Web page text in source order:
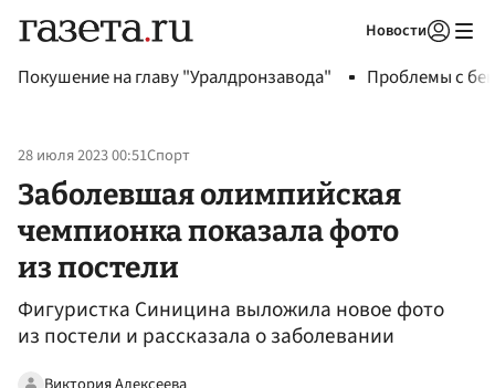
Новости
Покушение на главу "Уралдронзавода" Проблемы с
28 июля 2023 00:51Спорт
Заболевшая олимпийская
чемпионка показала фото
из постели
Фигуристка Синицина выложила новое фото
из постели и рассказала о заболевании